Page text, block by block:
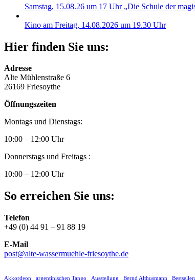
Samstag, 15.08.26 um 17 Uhr „Die Schule der
Kino am Freitag, 14.08.2026 um 19.30 Uhr
Hier finden Sie uns:
Adresse
Alte Mühlenstraße 6
26169 Friesoythe
Öffnungszeiten
Montags und Dienstags:
10:00 – 12:00 Uhr
Donnerstags und Freitags :
10:00 – 12:00 Uhr
So erreichen Sie uns:
Telefon
+49 (0) 44 91 – 91 88 19
E-Mail
post@alte-wassermuehle-friesoythe.de
Akkordeon argentinischen Tango Ausstellung Bernd Althusmann